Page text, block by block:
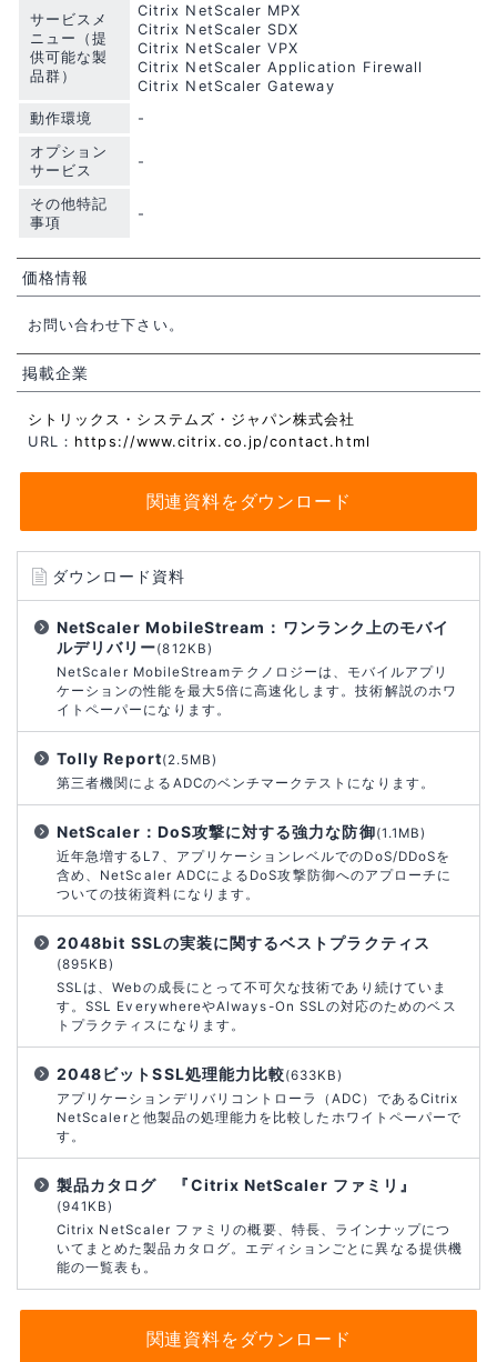
サービスメ
ニュー（提
供可能な製
品群）
Citrix NetScaler MPX
Citrix NetScaler SDX
Citrix NetScaler VPX
Citrix NetScaler Application Firewall
Citrix NetScaler Gateway
動作環境
-
オプション
サービス
-
その他特記
事項
-
価格情報
お問い合わせ下さい。
掲載企業
シトリックス・システムズ・ジャパン株式会社
URL： https://www.citrix.co.jp/contact.html
関連資料をダウンロード
ダウンロード資料
NetScaler MobileStream：ワンランク上のモバイ
ルデリバリー(812KB)
NetScaler MobileStreamテクノロジーは、モバイルアプリ
ケーションの性能を最大5倍に高速化します。技術解説のホワ
イトペーパーになります。
Tolly Report(2.5MB)
第三者機関によるADCのベンチマークテストになります。
NetScaler：DoS攻撃に対する強力な防御(1.1MB)
近年急増するL7、アプリケーションレベルでのDoS/DDoSを
含め、NetScaler ADCによるDoS攻撃防御へのアプローチに
ついての技術資料になります。
2048bit SSLの実装に関するベストプラクティス
(895KB)
SSLは、Webの成長にとって不可欠な技術であり続けていま
す。SSL EverywhereやAlways-On SSLの対応のためのベス
トプラクティスになります。
2048ビットSSL処理能力比較(633KB)
アプリケーションデリバリコントローラ（ADC）であるCitrix
NetScalerと他製品の処理能力を比較したホワイトペーパーで
す。
製品カタログ 『Citrix NetScaler ファミリ』
(941KB)
Citrix NetScaler ファミリの概要、特長、ラインナップにつ
いてまとめた製品カタログ。エディションごとに異なる提供機
能の一覧表も。
関連資料をダウンロード